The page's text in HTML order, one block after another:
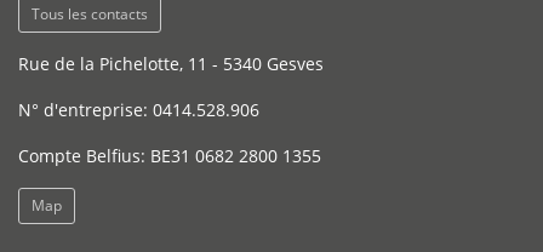
Tous les contacts
Rue de la Pichelotte, 11 - 5340 Gesves
N° d'entreprise: 0414.528.906
Compte Belfius: BE31 0682 2800 1355
Map